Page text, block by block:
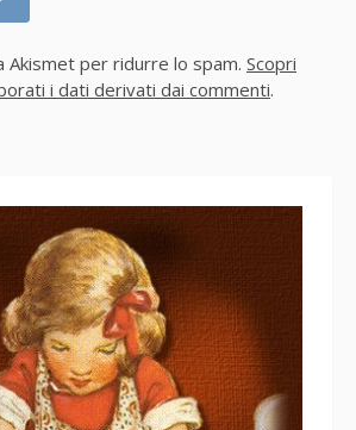
Akismet per ridurre lo spam. Scopri
i dati derivati dai commenti.